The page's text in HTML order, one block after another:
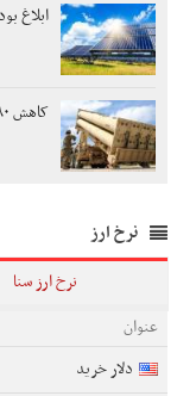
ابلاغ
کاهش ۸۰ درصدی موشکهای رهگیر آمریکا در جنگ با ایران
نرخ ارز
نرخ ارز سنا
عنوان
دلار خرید